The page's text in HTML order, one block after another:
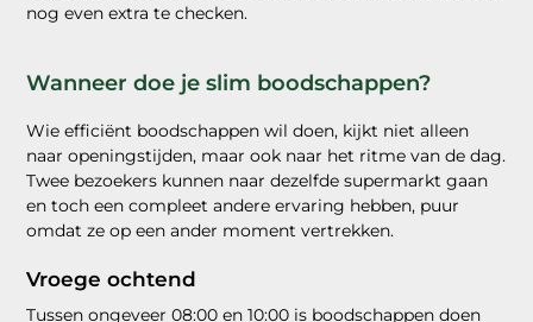
nog even extra te checken.
Wanneer doe je slim boodschappen?
Wie efficiënt boodschappen wil doen, kijkt niet alleen
naar openingstijden, maar ook naar het ritme van de dag.
Twee bezoekers kunnen naar dezelfde supermarkt gaan
en toch een compleet andere ervaring hebben, puur
omdat ze op een ander moment vertrekken.
Vroege ochtend
Tussen ongeveer 08:00 en 10:00 is boodschappen doen